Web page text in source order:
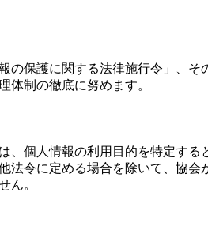
保護に関する法律施行令」、
体制の徹底に努めます。
、個人情報の利用目的を特定す
法令に定める場合を除いて、協
ん。